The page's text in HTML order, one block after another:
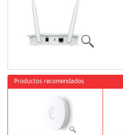
Productos recomendados